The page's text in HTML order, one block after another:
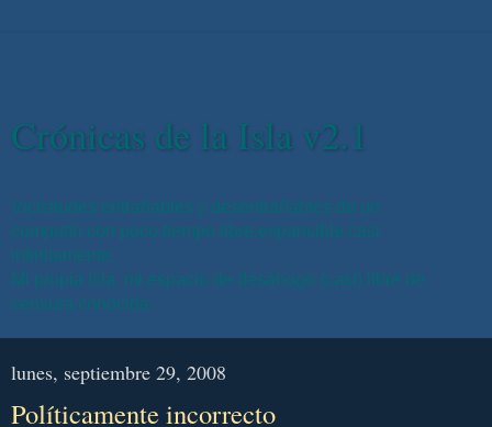
Crónicas de la Isla v2.1
Vicisitudes entrañables y desentrañables de un
computín con poco tiempo libre,expansible casi
infinitamente.
Mi propia Isla, mi espacio de desahogo (casi) libre de
censura conocida.
lunes, septiembre 29, 2008
Políticamente incorrecto